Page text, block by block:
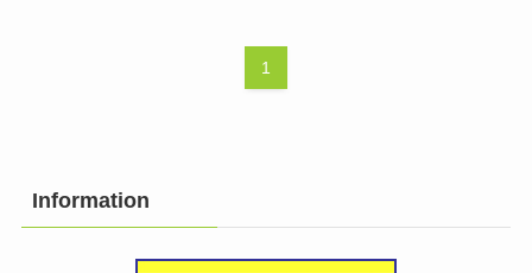
1
Information